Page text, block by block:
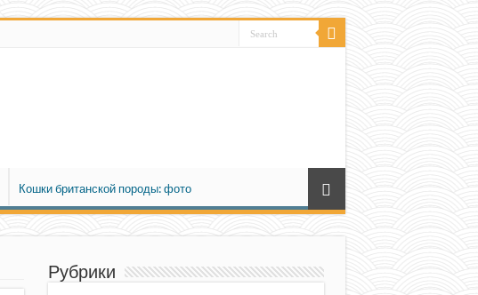
Кошки британской породы: фото
Рубрики